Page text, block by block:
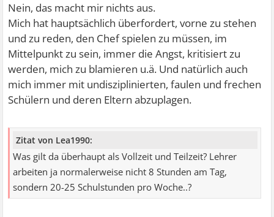
Nein, das macht mir nichts aus.
Mich hat hauptsächlich überfordert, vorne zu stehen
und zu reden, den Chef spielen zu müssen, im
Mittelpunkt zu sein, immer die Angst, kritisiert zu
werden, mich zu blamieren u.ä. Und natürlich auch
mich immer mit undisziplinierten, faulen und frechen
Schülern und deren Eltern abzuplagen.
Zitat von Lea1990:
Was gilt da überhaupt als Vollzeit und Teilzeit? Lehrer
arbeiten ja normalerweise nicht 8 Stunden am Tag,
sondern 20-25 Schulstunden pro Woche..?